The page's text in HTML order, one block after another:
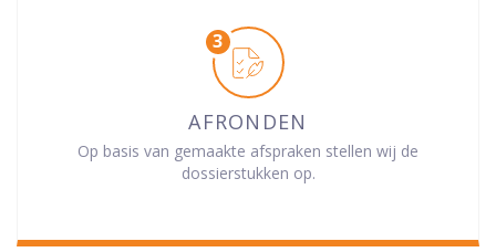
AFRONDEN
Op basis van gemaakte afspraken stellen wij de
dossierstukken op.